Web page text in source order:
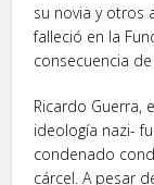
su novia y otros
falleció en la
consecuencia
Ricardo Guerra,
ideología nazi-
condenado
cárcel. A pesar